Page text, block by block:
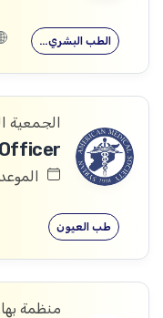
الطب البشري…
الجمعية
الموعد
طب العيون
منظمة